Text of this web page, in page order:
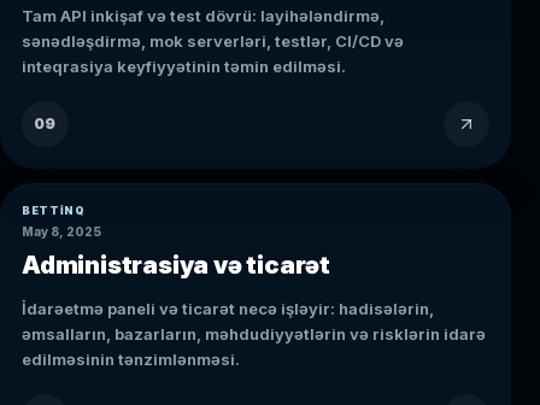
Tam API inkişaf və test dövrü: layihələndirmə,
sənədləşdirmə, mok serverləri, testlər, CI/CD və
inteqrasiya keyfiyyətinin təmin edilməsi.
09
BETTINQ
May 8, 2025
Administrasiya və ticarət
İdarəetmə paneli və ticarət necə işləyir: hadisələrin,
əmsalların, bazarların, məhdudiyyətlərin və risklərin idarə
edilməsinin tənzimlənməsi.